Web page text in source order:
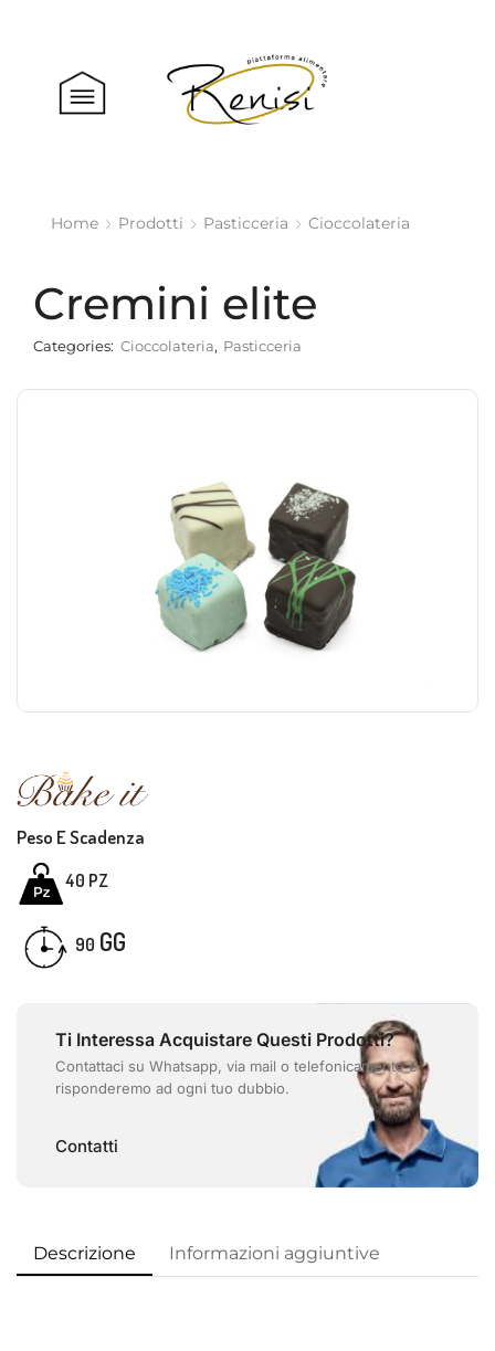
Home Prodotti Pasticceria Cioccolateria
Cremini elite
Categories: Cioccolateria, Pasticceria
Peso E Scadenza
40 PZ
90 GG
Ti Interessa Acquistare Questi Prodotti?
Contattaci su Whatsapp, via mail o telefonicamente e
risponderemo ad ogni tuo dubbio.
Contatti
Descrizione Informazioni aggiuntive